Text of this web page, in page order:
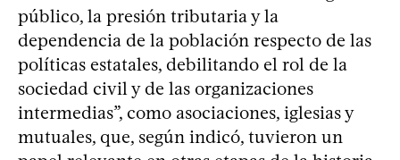
público, la presión tributaria y la
dependencia de la población respecto de las
políticas estatales, debilitando el rol de la
sociedad civil y de las organizaciones
intermedias”, como asociaciones, iglesias y
mutuales, que, según indicó, tuvieron un